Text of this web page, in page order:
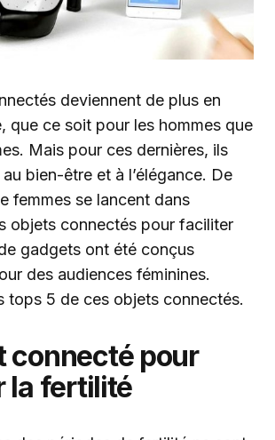
deviennent de plus en
que ce soit pour les hommes que
Mais pour ces dernières, ils
bien-être et à l’élégance. De
femmes se lancent dans
objets connectés pour faciliter
gadgets ont été conçus
des audiences féminines.
tops 5 de ces objets connectés.
connecté pour
la fertilité